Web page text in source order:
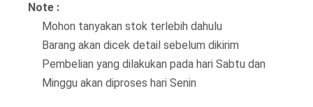
Note :
Mohon tanyakan stok terlebih dahulu
Barang akan dicek detail sebelum dikirim
Pembelian yang dilakukan pada hari Sabtu dan
Minggu akan diproses hari Senin